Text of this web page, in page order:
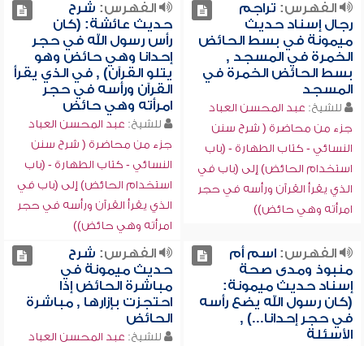
الفهرس: تراجم
رجال إسناد حديث
ميمونة في بسط الحائض
الخمرة في المسجد ,
بسط الحائض الخمرة في
المسجد
للشيخ: عبد المحسن العباد
جزء من محاضرة ( شرح سنن
النسائي - كتاب الطهارة - (باب
استخدام الحائض) إلى (باب في
الذي يقرأ القرآن ورأسه في حجر
امرأته وهي حائض))
الفهرس: شرح
حديث عائشة: (كان
رأس رسول الله في حجر
إحدانا وهي حائض وهو
يتلو القرآن) , في الذي يقرأ
القرآن ورأسه في حجر
امرأته وهي حائض
للشيخ: عبد المحسن العباد
جزء من محاضرة ( شرح سنن
النسائي - كتاب الطهارة - (باب
استخدام الحائض) إلى (باب في
الذي يقرأ القرآن ورأسه في حجر
امرأته وهي حائض))
الفهرس:اسم أم
منبوذ ومدى صحة
إسناد حديث ميمونة:
(كان رسول الله يضع رأسه
في حجر إحدانا...) ,
الأسئلة
الفهرس: شرح
حديث ميمونة في
مباشرة الحائض إذا
احتجزت بإزارها , مباشرة
الحائض
للشيخ: عبد المحسن العباد